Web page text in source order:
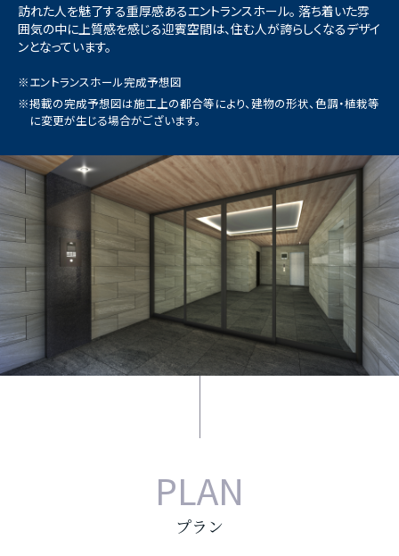
訪れた人を魅了する重厚感あるエントランスホール。 落ち着いた雰
囲気の中に上質感を感じる迎賓空間は、住む人が誇らしくなるデザイ
ンとなっています。
※エントランスホール完成予想図
※掲載の完成予想図は施工上の都合等により、建物の形状、色調・植栽等
に変更が生じる場合がございます。
PLAN
プラン